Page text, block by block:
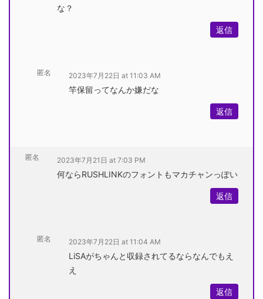
な？
返信
匿名 2023年7月22日 at 11:03 AM
竿保留ってなんか嫌だな
返信
匿名 2023年7月21日 at 7:03 PM
何ならRUSHLINKのフォントもマカチャンっぽい
返信
匿名 2023年7月22日 at 11:04 AM
LiSAがちゃんと収録されてるならなんでもえ
え
返信